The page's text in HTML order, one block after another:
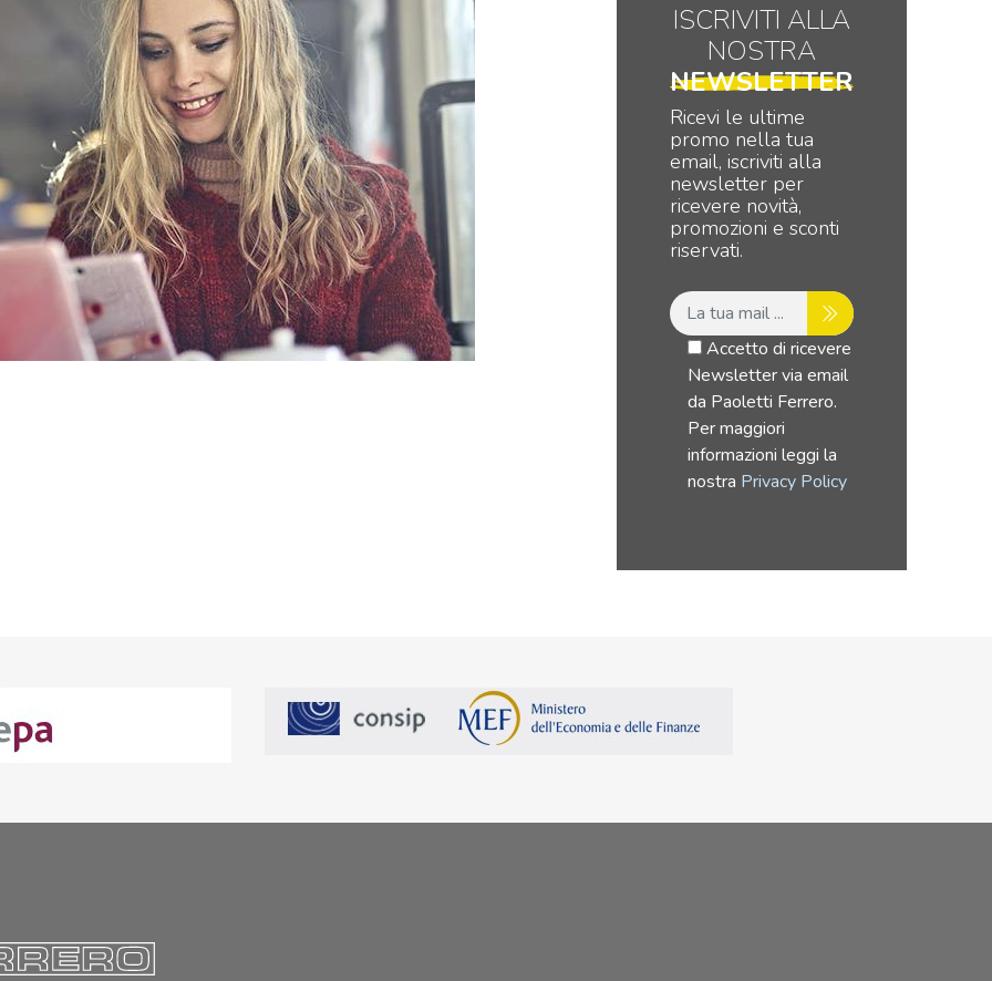
ISCRIVITI ALLA
NOSTRA
NEWSLETTER
Ricevi le ultime
promo nella tua
email, iscriviti alla
newsletter per
ricevere novità,
promozioni e sconti
riservati.
Accetto di ricevere
Newsletter via email
da Paoletti Ferrero.
Per maggiori
informazioni leggi la
nostra Privacy Policy